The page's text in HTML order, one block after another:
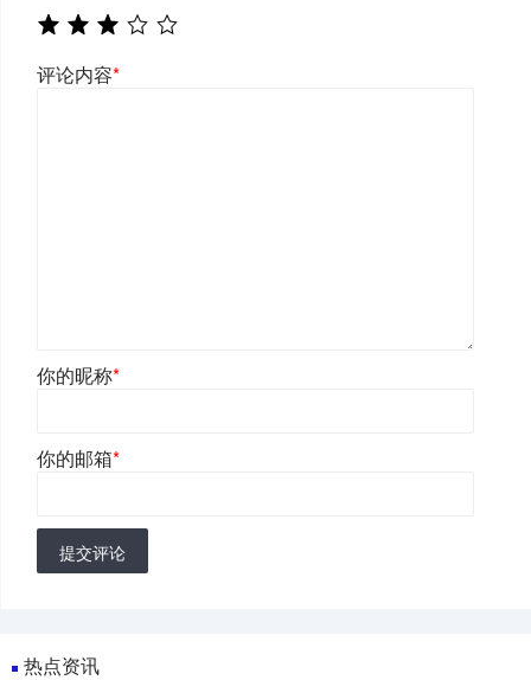
评论内容*
你的昵称*
你的邮箱*
提交评论
热点资讯